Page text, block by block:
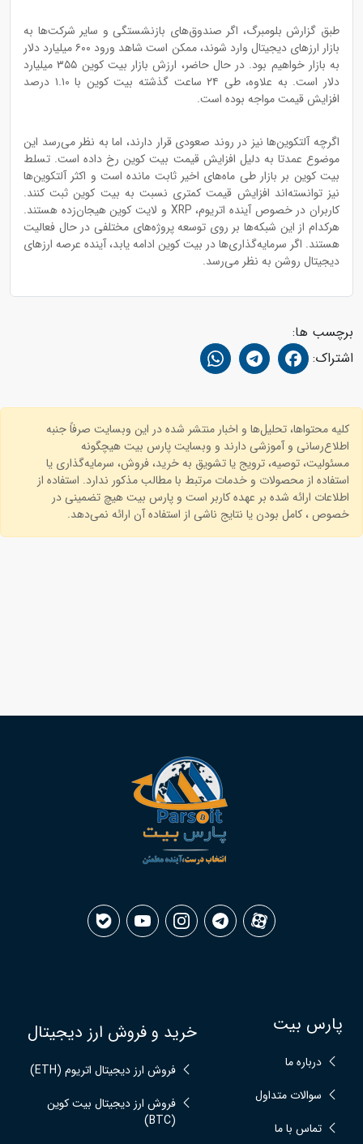
طبق گزارش بلومبرگ، اگر صندوق‌های بازنشستگی و سایر شرکت‌ها به
بازار ارزهای دیجیتال وارد شوند، ممکن است شاهد ورود ۶۰۰ میلیارد دلار
به بازار خواهیم بود. در حال حاضر، ارزش بازار بیت کوین ۳۵۵ میلیارد
دلار است. به علاوه، طی ۲۴ ساعت گذشته بیت کو‌ین با ۱.۱۰ درصد
افزایش قیمت مواجه بوده است.
اگرچه آلتکوین‌ها نیز در روند صعودی قرار دارند، اما به نظر می‌رسد این
موضوع عمدتا به دلیل افزایش قیمت بیت کوین رخ داده است. تسلط
بیت کو‌ین بر بازار طی ماه‌های اخیر ثابت مانده است و اکثر آلتکوین‌ها
نیز توانسته‌اند افزایش قیمت کمتری نسبت به بیت کو‌ین ثبت کنند.
کاربران در خصوص آینده اتریوم، XRP و لایت کوین هیجان‌زده هستند.
هرکدام از این شبکه‌ها بر روی توسعه پروژه‌های مختلفی در حال فعالیت
هستند. اگر سرمایه‌گذاری‌ها در بیت کوین ادامه یابد، آینده عرصه ارزهای
دیجیتال روشن به نظر می‌رسد.
برچسب ها:
اشتراک:
کلیه محتواها، تحلیل‌ها و اخبار منتشر شده در این وبسایت صرفاً جنبه
اطلاع‌رسانی و آموزشی دارند و وبسایت پارس بیت هیچگونه
مسئولیت، توصیه، ترویج یا تشویق به خرید، فروش، سرمایه‌گذاری یا
استفاده از محصولات و خدمات مرتبط با مطالب مذکور ندارد. استفاده از
اطلاعات ارائه شده بر عهده کاربر است و پارس بیت هیچ تضمینی در
خصوص ، کامل بودن یا نتایج ناشی از استفاده آن ارائه نمی‌دهد.
پارس بیت
درباره ما
سوالات متداول
تماس با ما
خرید و فروش ارز دیجیتال
فروش ارز دیجیتال اتریوم (ETH)
فروش ارز دیجیتال بیت کوین
(BTC)